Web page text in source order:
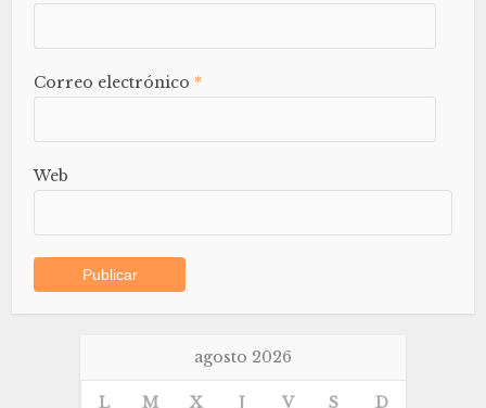
Correo electrónico *
Web
agosto 2026
L M X J V S D